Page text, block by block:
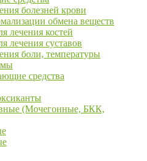
болезней крови
обмена веществ
лечения костей
лечения суставов
боли, температуры
средства
(Мочегонные, БКК,